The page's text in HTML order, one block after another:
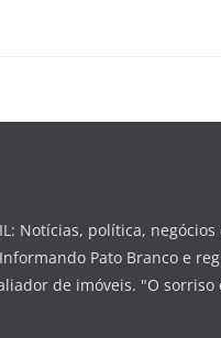
Notícias, política,
Pato Branco e
de imóveis. "O sorriso